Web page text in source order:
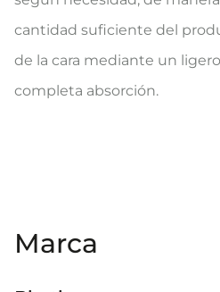
cantidad suficiente del
de la cara mediante un
completa absorción.
Marca